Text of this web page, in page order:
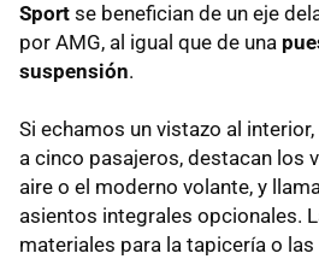
Sport se benefician de un eje
por AMG, al igual que de una
suspensión.
Si echamos un vistazo al
a cinco pasajeros, destacan los
aire o el moderno volante, y
asientos integrales opcionales.
materiales para la tapicería o